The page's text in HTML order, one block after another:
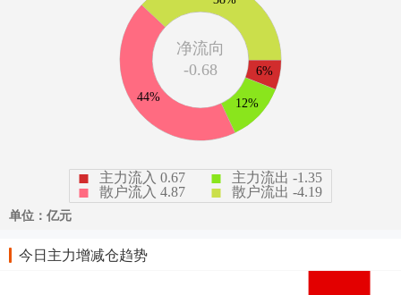
今日主力增减仓趋势